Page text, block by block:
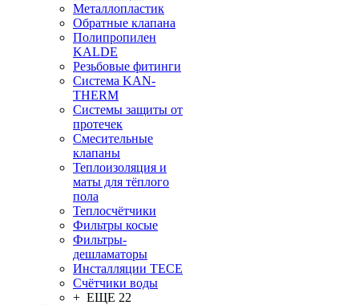
Металлопластик
Обратные клапана
Полипропилен
KALDE
Резьбовые фитинги
Система KAN-
THERM
Системы защиты от
протечек
Смесительные
клапаны
Теплоизоляция и
маты для тёплого
пола
Теплосчётчики
Фильтры косые
Фильтры-
дешламаторы
Инсталляции TECE
Счётчики воды
+ ЕЩЕ 22